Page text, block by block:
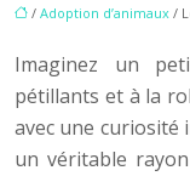
/ Adoption d’animaux /
Imaginez un
pétillants et à la
avec une curiosité
un véritable